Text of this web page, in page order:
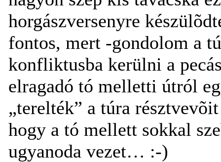
horgászversenyre
fontos, mert -gondolom a
konfliktusba kerülni a
elragadó tó melletti útról
„terelték” a túra
hogy a tó mellett sokkal
ugyanoda vezet… :-)